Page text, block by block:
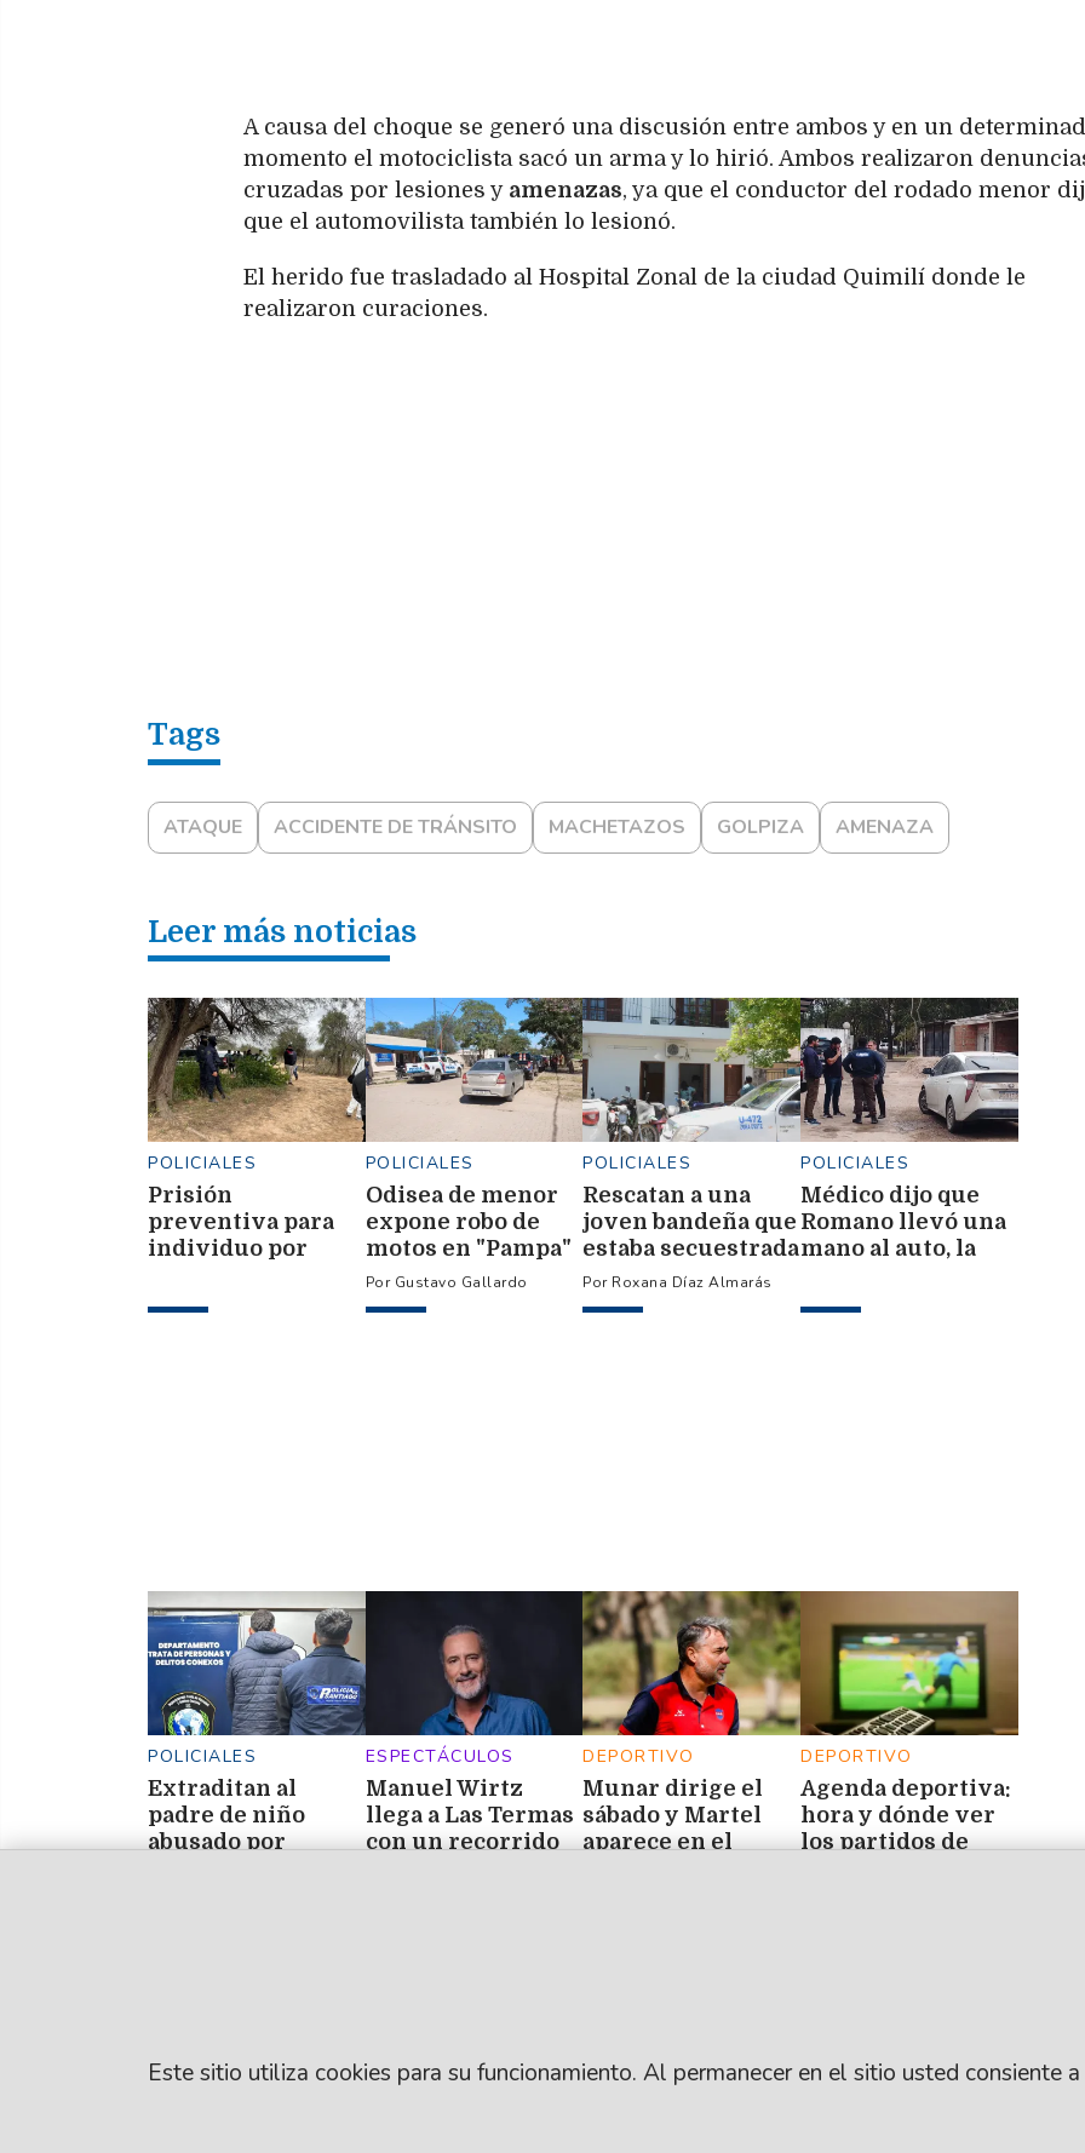
A causa del choque se generó una discusión entre ambos y en un
momento el motociclista sacó un arma y lo hirió. Ambos realizaron
cruzadas por lesiones y amenazas, ya que el conductor del rodado menor
que el automovilista también lo lesionó.
El herido fue trasladado al Hospital Zonal de la ciudad Quimilí donde le
realizaron curaciones.
ATAQUE ACCIDENTE DE TRÁNSITO MACHETAZOS GOLPIZA AMENAZA
Leer más noticias
POLICIALES
Prisión
preventiva para
individuo por
cuñada en ruta 6
POLICIALES
Odisea de menor
expone robo de
motos en "Pampa"
e investigan
posible fugaz
Gustavo Gallardo
POLICIALES
Rescatan a una
joven bandeña que
estaba secuestrada
por su pareja en la
provincia de Salta
Roxana Díaz Almarás
POLICIALES
Médico dijo que
Romano llevó una
mano al auto, la
él disparó en
POLICIALES
Extraditan al
padre de niño
abusado por
ESPECTÁCULOS
Manuel Wirtz
llega a Las Termas
con un recorrido
DEPORTIVO
Munar dirige el
sábado y Martel
aparece en el
DEPORTIVO
Agenda deportiva:
hora y dónde ver
los partidos de
Este sitio utiliza cookies para su funcionamiento. Al permanecer en el sitio usted consiente a